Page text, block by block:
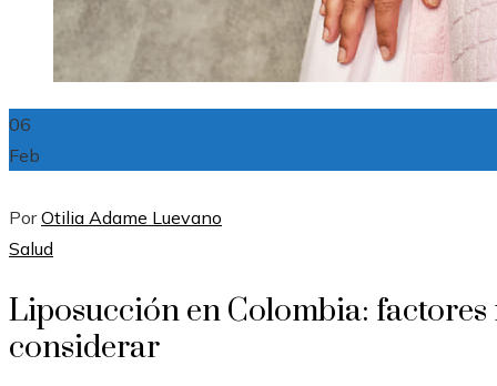
06
Feb
PorOtilia Adame Luevano
Salud
Liposucción en Colombia:
considerar